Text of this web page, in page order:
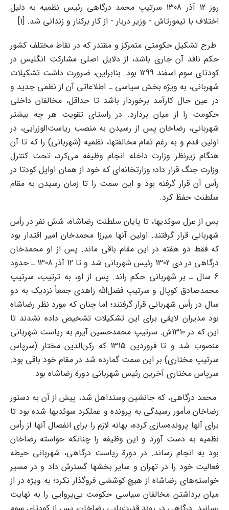
روز 12 آذر 1308 سرتیپ محمد درگاهی رئیس نظمیه به دلیل
اختلاف با تیمورتاش - وزیر دربار - از کار برکنار و زندانی شد. [۱]
طرح تشکیل حکومتی متمرکز و مقتدر که در نقاط مختلف کشور
حکم نافذ آن جاری باشد، از دلایل اصلی مشارکت انگلیس در
کودتای سوم اسفند 1299 بود. بنابراین، ضرورت داشت تشکیلات
شهربانی، به ویژه بخش سیاسی ـ اطلاعاتی آن از نظمی جدید و
در عین حال کارآمد برخوردار باشد تا حداقل، مخالفان داخلی
حکومت را از میان بردارد. در راستای تقویت هر چه بیشتر
شهربانی، رضاخان پس از رسیدن به منصب ریاست‌الوزرایی، در
اولین قدم و به رغم تمام مخالفتها، نظمیه (شهربانی) را که تا آن
هنگام زیرنظر وزارت داخله انجام وظیفه می‌کرد، تحت کنترل
وزارت جنگ قرار داد؛ وزارتخانه‌ای که خود از همان اوایل کودتا در
رأس آن قرار گرفته بود و این سمت را تا زمان رسیدن به مقام
سلطنت حفظ کرد.
پس از عزل سوئدیها، تا پایان سلطنت رضاشاه، شش نفر در رأس
شهربانی قرار گرفتند. اولین آنها میرزا محمدخان امیر اقتدار بود
که فقط دو هفته در این مقام باقی ماند. پس از او محمدخان
درگاهی در دی‌ 1302 رئیس شهربانی شد و تا 12 آذر 1308 ـ حدود
6 سال ـ بر شهربانی حکم ‌راند. پس از او، به ترتیب، سرتیپ
محمدصادق کوپال و سرتیپ فضل‌الله زاهدی جمعاً نزدیک به دو
سال در رأس شهربانی قرار گرفتند؛ اما چنان که مورد نظر رضاشاه
بود مدیران لایقی برای این تشکیلات تشخیص داده نشدند تا
این که در 1310ش. سرتیپ محمدحسین آیرم به ریاست شهربانی
منصوب شد و تا فروردین 1315 که رکن‌الدین مختار ‌(سرپاس
سرتیپ مختاری) بر این سمت گمارده شد در مقام خود باقی بود.
سرپاس مختاری آخرین رئیس شهربانی دورة رضاشاه بود.
محمد درگاهی، که جانشین وستداهل شد، پیش از آن به دستور
رضاخان مأمور رسیدگی به پرونده و عملکرد سوئدیها شده بود تا
برای آنها پرونده‌سازی کرده، بهانه لازم را برای انفصال آنها از رأس
نظمیه به دست آورد و این وظیفه را چنانکه خواسته رضاخان
بود به انجام رساند. در دورة ریاست درگاهی، شهربانی حیطه
فعالیت خود را در تهران و سایر بخشها گسترش داد و در مسیر
خواسته‌های رضاشاه از هیچ کوششی فروگذار نکرد؛ به ویژه در از
میان برداشتن مخالفان سیاسی حکومت بی‌پروایی را به نهایت